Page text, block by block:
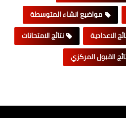
مواضيع انشاء المتوسطة
الاعدادية
نتائج الامتحانات
القبول المركزي